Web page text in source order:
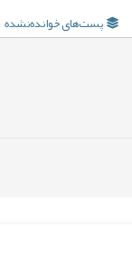
پست‌های خوانده‌نشده